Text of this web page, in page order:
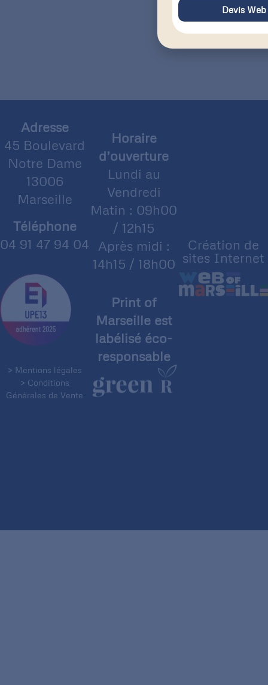
Adresse
45 Boulevard
Notre Dame
13006
Marseille
Téléphone
04 91 47 94 04
> Mentions légales
> Conditions
Générales de Vente
Horaire
d’ouverture
Lundi au
Vendredi
Matin : 09h00
/ 12h15
Après midi :
14h15 / 18h00
Print of
Marseille est
labélisé éco-
responsable
Création de
sites Internet
Devis Web